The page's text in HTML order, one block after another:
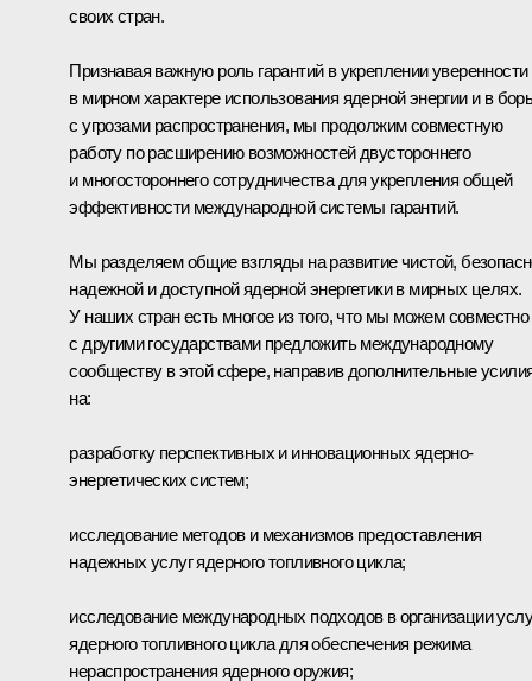
своих стран.
Признавая важную роль гарантий в укреплении уверенности
в мирном характере использования ядерной энергии и в
с угрозами распространения, мы продолжим совместную
работу по расширению возможностей двустороннего
и многостороннего сотрудничества для укрепления общей
эффективности международной системы гарантий.
Мы разделяем общие взгляды на развитие чистой,
надежной и доступной ядерной энергетики в мирных целях.
У наших стран есть многое из того, что мы можем совместно
с другими государствами предложить международному
сообществу в этой сфере, направив дополнительные
на:
разработку перспективных и инновационных ядерно-
энергетических систем;
исследование методов и механизмов предоставления
надежных услуг ядерного топливного цикла;
исследование международных подходов в организации
ядерного топливного цикла для обеспечения режима
нераспространения ядерного оружия;